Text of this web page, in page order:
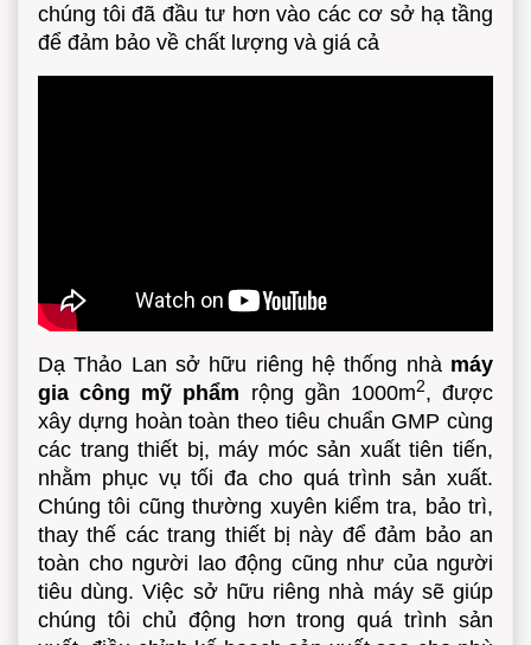
chúng tôi đã đầu tư hơn vào các cơ sở hạ tầng
để đảm bảo về chất lượng và giá cả
Dạ Thảo Lan sở hữu riêng hệ thống nhà máy
gia công mỹ phẩm rộng gần 1000m2, được
xây dựng hoàn toàn theo tiêu chuẩn GMP cùng
các trang thiết bị, máy móc sản xuất tiên tiến,
nhằm phục vụ tối đa cho quá trình sản xuất.
Chúng tôi cũng thường xuyên kiểm tra, bảo trì,
thay thế các trang thiết bị này để đảm bảo an
toàn cho người lao động cũng như của người
tiêu dùng. Việc sở hữu riêng nhà máy sẽ giúp
chúng tôi chủ động hơn trong quá trình sản